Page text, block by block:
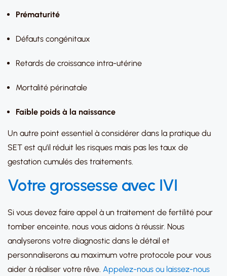
Prématurité
Défauts congénitaux
Retards de croissance intra-utérine
Mortalité périnatale
Faible poids à la naissance
Un autre point essentiel à considérer dans la pratique du
SET est qu’il réduit les risques mais pas les taux de
gestation cumulés des traitements.
Votre grossesse avec IVI
Si vous devez faire appel à un traitement de fertilité pour
tomber enceinte, nous vous aidons à réussir. Nous
analyserons votre diagnostic dans le détail et
personnaliserons au maximum votre protocole pour vous
aider à réaliser votre rêve. Appelez-nous ou laissez-nous